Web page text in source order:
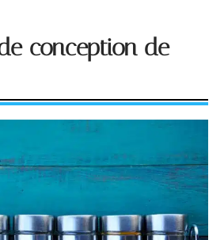
conception de